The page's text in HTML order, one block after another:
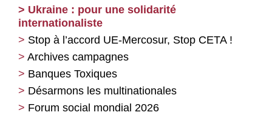
Ukraine : pour une solidarité
internationaliste
Stop à l’accord UE-Mercosur, Stop CETA !
Archives campagnes
Banques Toxiques
Désarmons les multinationales
Forum social mondial 2026